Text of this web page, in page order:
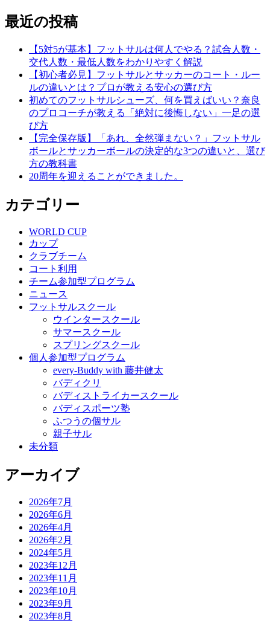
最近の投稿
【5対5が基本】フットサルは何人でやる？試合人数・
交代人数・最低人数をわかりやすく解説
【初心者必見】フットサルとサッカーのコート・ルー
ルの違いとは？プロが教える安心の選び方
初めてのフットサルシューズ、何を買えばいい？奈良
のプロコーチが教える「絶対に後悔しない」一足の選
び方
【完全保存版】「あれ、全然弾まない？」フットサル
ボールとサッカーボールの決定的な3つの違いと、選び
方の教科書
20周年を迎えることができました。
カテゴリー
WORLD CUP
カップ
クラブチーム
コート利用
チーム参加型プログラム
ニュース
フットサルスクール
ウインタースクール
サマースクール
スプリングスクール
個人参加型プログラム
every-Buddy with 藤井健太
バディクリ
バディストライカースクール
バディスポーツ塾
ふつうの個サル
親子サル
未分類
アーカイブ
2026年7月
2026年6月
2026年4月
2026年2月
2024年5月
2023年12月
2023年11月
2023年10月
2023年9月
2023年8月